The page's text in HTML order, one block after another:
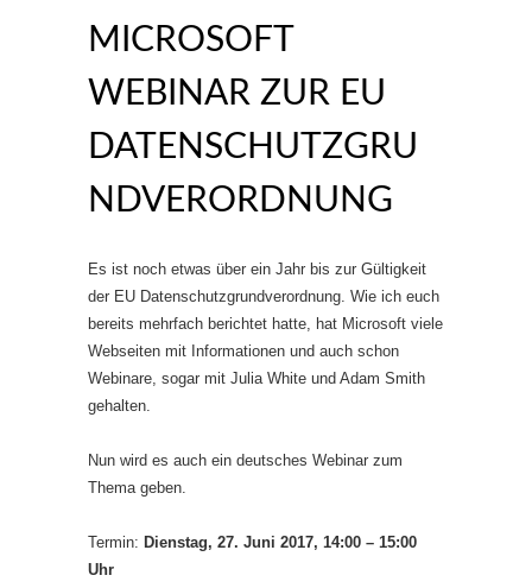
MICROSOFT
WEBINAR ZUR EU
DATENSCHUTZGRU
NDVERORDNUNG
Es ist noch etwas über ein Jahr bis zur Gültigkeit
der EU Datenschutzgrundverordnung. Wie ich euch
bereits mehrfach berichtet hatte, hat Microsoft viele
Webseiten mit Informationen und auch schon
Webinare, sogar mit Julia White und Adam Smith
gehalten.
Nun wird es auch ein deutsches Webinar zum
Thema geben.
Termin: Dienstag, 27. Juni 2017, 14:00 – 15:00
Uhr